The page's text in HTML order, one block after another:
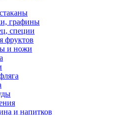
графины
специи
фруктов
и ножи
и напитков